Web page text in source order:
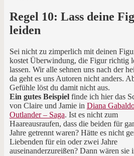
Regel 10: Lass deine
leiden
Sei nicht zu zimperlich mit deinen
kostet Überwindung, die Figur richtig
lassen. Wir alle sehnen uns nach der
da geht es uns Autoren nicht anders.
Gefühle löst du damit nicht aus.
Ein gutes Beispielfinde ich hier das
von Claire und Jamie in Diana
Outlander – Saga. Ist es nicht zum
Haareausraufen, dass die beiden für
Jahre getrennt waren? Hätte es nicht
Liebenden für ein oder zwei Jahre
auseinanderzureißen? Dann wären sie